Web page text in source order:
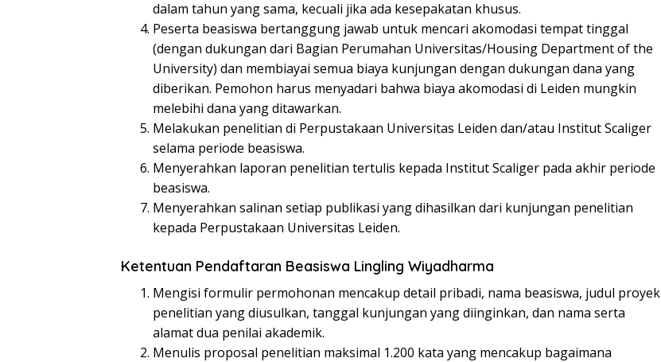
dalam tahun yang sama, kecuali jika ada kesepakatan khusus.
Peserta beasiswa bertanggung jawab untuk mencari akomodasi tempat tinggal
(dengan dukungan dari Bagian Perumahan Universitas/Housing Department of the
University) dan membiayai semua biaya kunjungan dengan dukungan dana yang
diberikan. Pemohon harus menyadari bahwa biaya akomodasi di Leiden mungkin
melebihi dana yang ditawarkan.
Melakukan penelitian di Perpustakaan Universitas Leiden dan/atau Institut Scaliger
selama periode beasiswa.
Menyerahkan laporan penelitian tertulis kepada Institut Scaliger pada akhir periode
beasiswa.
Menyerahkan salinan setiap publikasi yang dihasilkan dari kunjungan penelitian
kepada Perpustakaan Universitas Leiden.
Ketentuan Pendaftaran Beasiswa Lingling Wiyadharma
Mengisi formulir permohonan mencakup detail pribadi, nama beasiswa, judul proyek
penelitian yang diusulkan, tanggal kunjungan yang diinginkan, dan nama serta
alamat dua penilai akademik.
Menulis proposal penelitian maksimal 1.200 kata yang mencakup bagaimana